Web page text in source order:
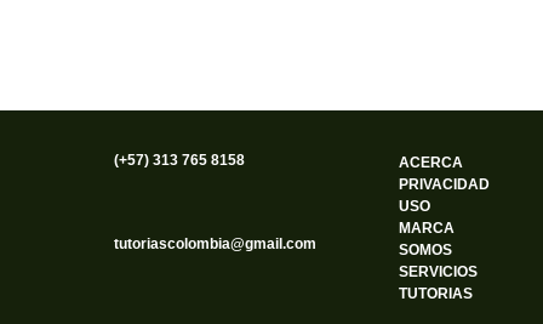
(+57) 313 765 8158
tutoriascolombia@gmail.com
ACERCA
PRIVACIDAD
USO
MARCA
SOMOS
SERVICIOS
TUTORIAS